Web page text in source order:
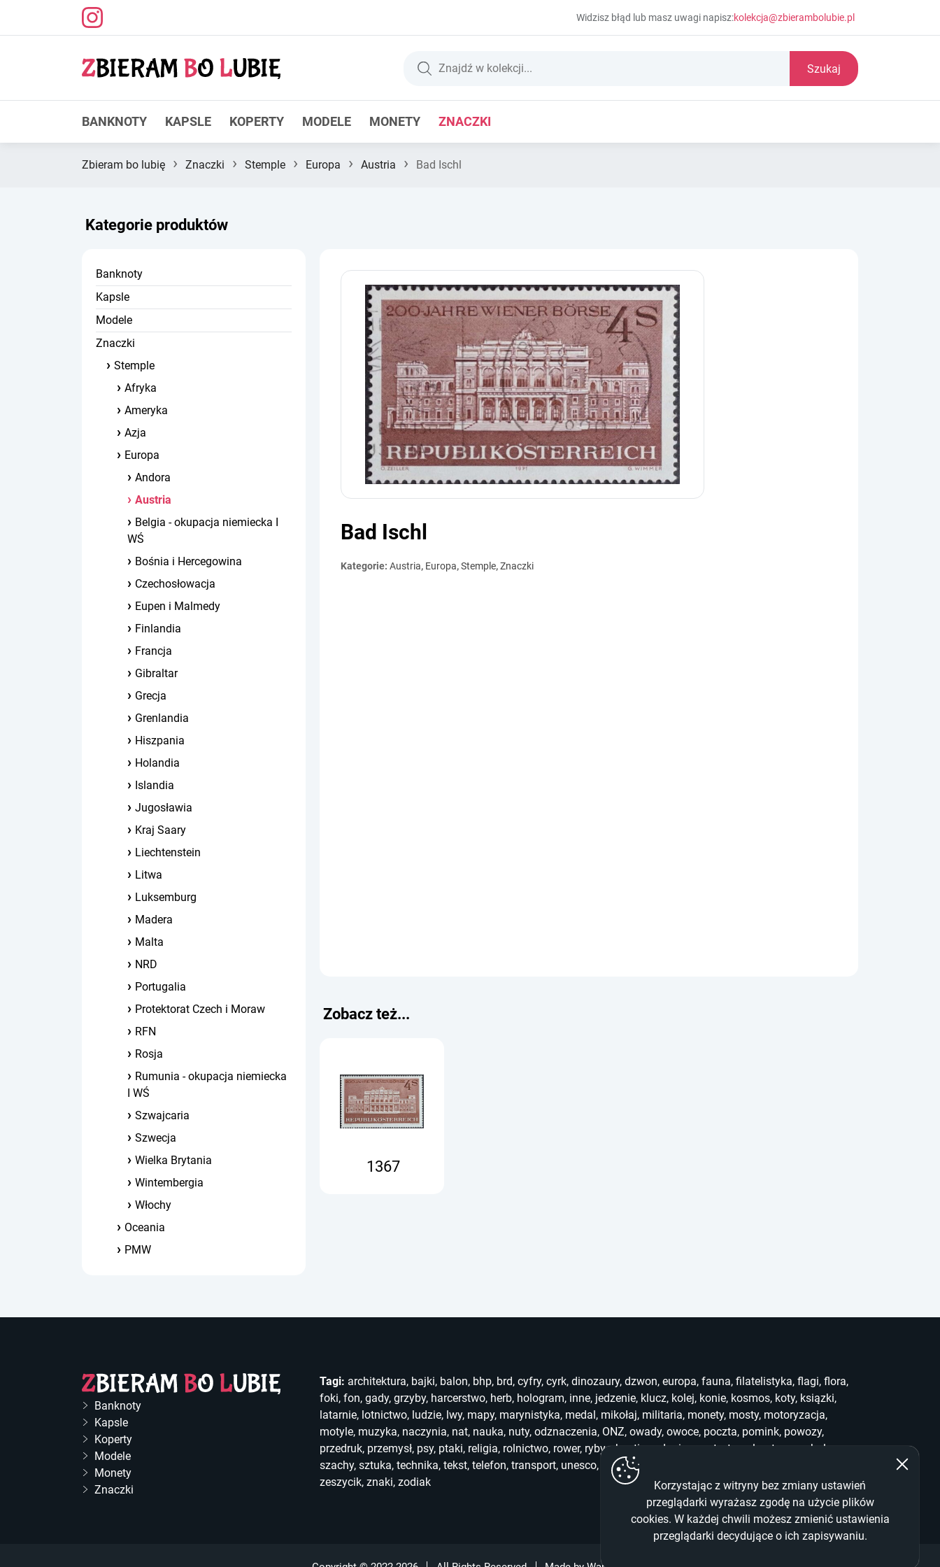
Korzystając z witryny bez zmiany ustawień
przeglądarki wyrażasz zgodę na użycie plików
cookies. W każdej chwili możesz zmienić ustawienia
przeglądarki decydujące o ich zapisywaniu.
Widzisz błąd lub masz uwagi napisz:kolekcja@zbierambolubie.pl
Szukaj
BANKNOTY KAPSLE KOPERTY MODELE MONETY ZNACZKI
Zbieram bo lubię › Znaczki › Stemple › Europa › Austria › Bad Ischl
Kategorie produktów
Banknoty
Kapsle
Modele
Znaczki
Stemple
Afryka
Ameryka
Azja
Europa
Andora
Austria
Belgia - okupacja niemiecka I
WŚ
Bośnia i Hercegowina
Czechosłowacja
Eupen i Malmedy
Finlandia
Francja
Gibraltar
Grecja
Grenlandia
Hiszpania
Holandia
Islandia
Jugosławia
Kraj Saary
Liechtenstein
Litwa
Luksemburg
Madera
Malta
NRD
Portugalia
Protektorat Czech i Moraw
RFN
Rosja
Rumunia - okupacja niemiecka
I WŚ
Szwajcaria
Szwecja
Wielka Brytania
Wintembergia
Włochy
Oceania
PMW
Bad Ischl
Kategorie: Austria, Europa,Stemple,Znaczki
Zobacz też...
1367
Banknoty
Kapsle
Koperty
Modele
Monety
Znaczki
Tagi: architektura, bajki, balon, bhp, brd, cyfry, cyrk, dinozaury, dzwon, europa, fauna, filatelistyka, flagi, flora,
foki, fon, gady, grzyby, harcerstwo, herb, hologram, inne, jedzenie, klucz, kolej, konie, kosmos, koty, ksiązki,
latarnie, lotnictwo, ludzie, lwy, mapy, marynistyka, medal, mikołaj, militaria, monety, mosty, motoryzacja,
motyle, muzyka, naczynia, nat, nauka, nuty, odznaczenia, ONZ, owady, owoce, poczta, pomink, powozy,
przedruk, przemysł, psy, ptaki, religia, rolnictwo, rower, ryby,skauting słonie sport stemple stra symbole
szachy, sztuka, technika, tekst, telefon, transport, unesco, unicef,who
zeszycik, znaki, zodiak